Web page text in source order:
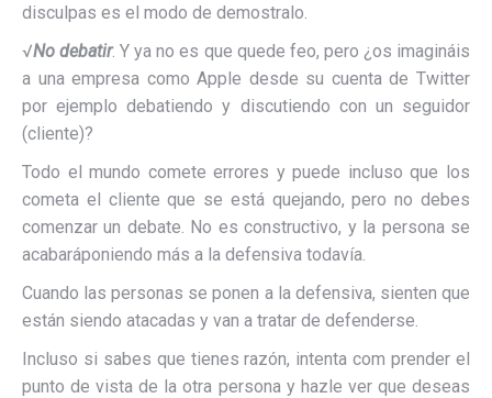
disculpas es el modo de demostralo.
√No debatir. Y ya no es que quede feo, pero ¿os imagináis
a una empresa como Apple desde su cuenta de Twitter
por ejemplo debatiendo y discutiendo con un seguidor
(cliente)?
Todo el mundo comete errores y puede incluso que los
cometa el cliente que se está quejando, pero no debes
comenzar un debate. No es constructivo, y la persona se
acabaráponiendo más a la defensiva todavía.
Cuando las personas se ponen a la defensiva, sienten que
están siendo atacadas y van a tratar de defenderse.
Incluso si sabes que tienes razón, intenta com prender el
punto de vista de la otra persona y hazle ver que deseas